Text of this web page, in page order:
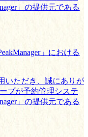
」の提供元である
」における
いただき、誠にありが
プが予約管理システ
」の提供元である